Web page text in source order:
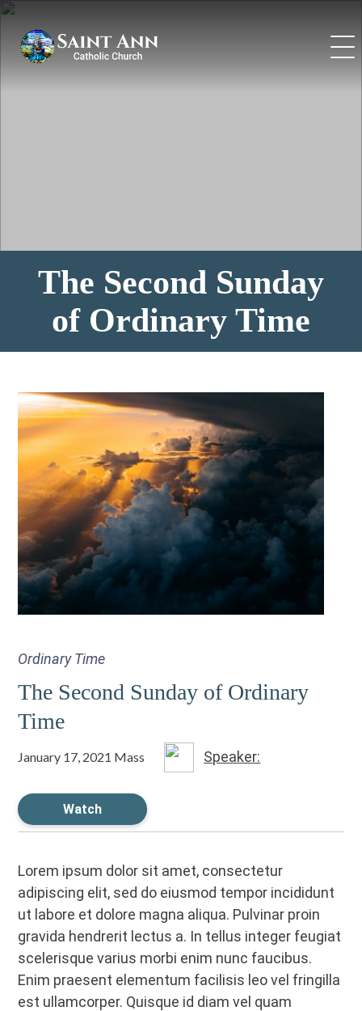
Skip
content
The Second Sunday
of Ordinary Time
Ordinary Time
The Second Sunday of Ordinary
Time
January 17, 2021 Mass Speaker:
Watch
Lorem ipsum dolor sit amet, consectetur
adipiscing elit, sed do eiusmod tempor incididunt
ut labore et dolore magna aliqua. Pulvinar proin
gravida hendrerit lectus a. In tellus integer feugiat
scelerisque varius morbi enim nunc faucibus.
Enim praesent elementum facilisis leo vel fringilla
est ullamcorper. Quisque id diam vel quam